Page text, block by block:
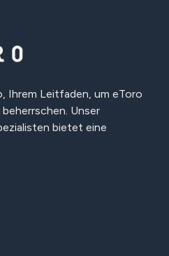
Ihrem Leitfaden, um eToro
Unser
bietet eine